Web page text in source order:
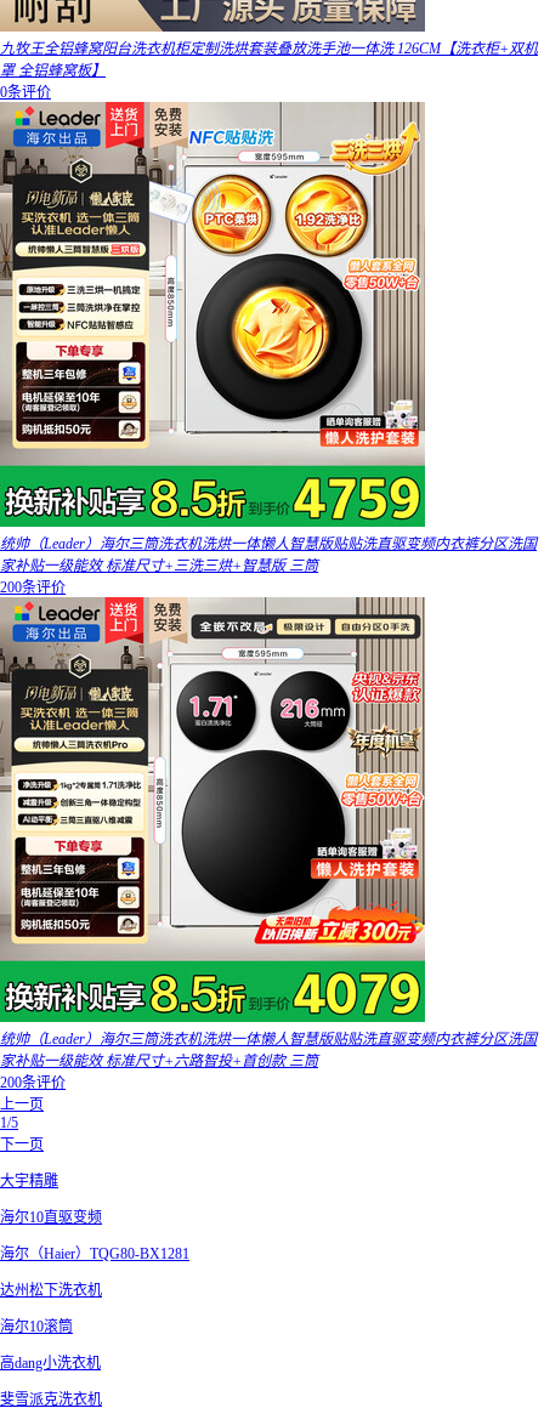
九牧王全铝蜂窝阳台洗衣机柜定制洗烘套装叠放洗手池一体洗 126CM【洗衣柜+双机
罩 全铝蜂窝板】
0条评价
统帅（Leader）海尔三筒洗衣机洗烘一体懒人智慧版贴贴洗直驱变频内衣裤分区洗国
家补贴一级能效 标准尺寸+三洗三烘+智慧版 三筒
200条评价
统帅（Leader）海尔三筒洗衣机洗烘一体懒人智慧版贴贴洗直驱变频内衣裤分区洗国
家补贴一级能效 标准尺寸+六路智投+首创款 三筒
200条评价
上一页
1/5
下一页
大宇精雕
海尔10直驱变频
海尔（Haier）TQG80-BX1281
达州松下洗衣机
海尔10滚筒
高dang小洗衣机
斐雪派克洗衣机